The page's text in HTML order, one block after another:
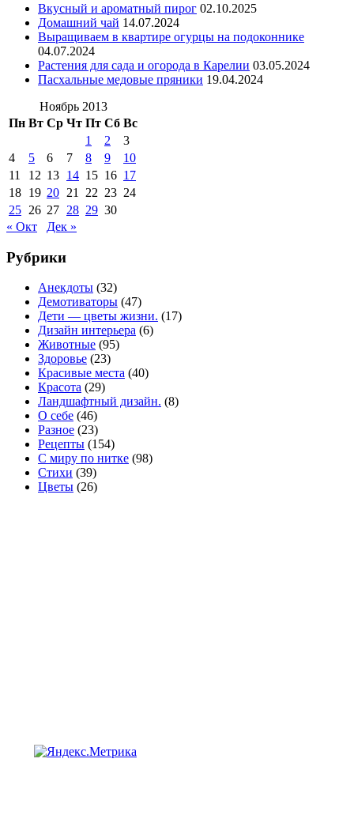
Вкусный и ароматный пирог 02.10.2025
Домашний чай 14.07.2024
Выращиваем в квартире огурцы на подоконнике
04.07.2024
Растения для сада и огорода в Карелии 03.05.2024
Пасхальные медовые пряники 19.04.2024
Ноябрь 2013
Пн Вт Ср Чт Пт Сб Вс
1
2
3
4
5 6 7 8 9
10
11
12 13 14 15 16 17
18 19 20 21 22 23 24
25 26 27 28 29 30
« Окт
Дек »
Рубрики
Анекдоты (32)
Демотиваторы (47)
Дети — цветы жизни. (17)
Дизайн интерьера (6)
Животные (95)
Здоровье (23)
Красивые места (40)
Красота (29)
Ландшафтный дизайн. (8)
О себе (46)
Разное (23)
Рецепты (154)
С миру по нитке (98)
Стихи (39)
Цветы (26)